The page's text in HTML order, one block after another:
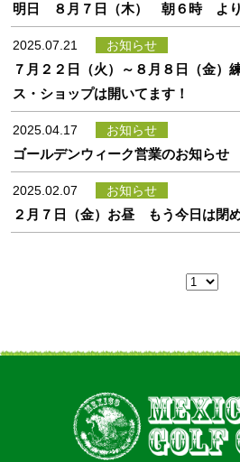
明日 ８月７日（木） 朝６時 よ
2025.07.21 お知らせ
７月２２日（火）～８月８日（金
ス・ショップは開いてます！
2025.04.17 お知らせ
ゴールデンウィーク営業のお知らせ
2025.02.07 お知らせ
２月７日（金）お昼 もう今日は閉